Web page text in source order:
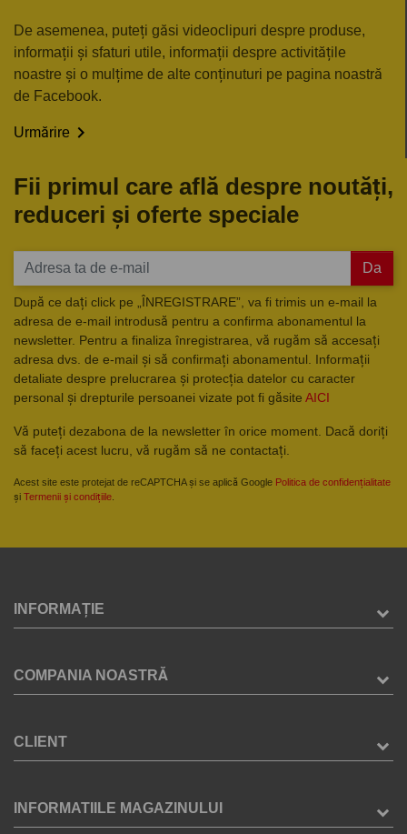
De asemenea, puteți găsi videoclipuri despre produse,
informații și sfaturi utile, informații despre activitățile
noastre și o mulțime de alte conținuturi pe pagina noastră
de Facebook.
Urmărire 
Fii primul care află despre noutăți,
reduceri și oferte speciale
Da
După ce dați click pe „ÎNREGISTRARE”, va fi trimis un e-mail la
adresa de e-mail introdusă pentru a confirma abonamentul la
newsletter. Pentru a finaliza înregistrarea, vă rugăm să accesați
adresa dvs. de e-mail și să confirmați abonamentul. Informații
detaliate despre prelucrarea și protecția datelor cu caracter
personal și drepturile persoanei vizate pot fi găsite AICI
Vă puteți dezabona de la newsletter în orice moment. Dacă doriți
să faceți acest lucru, vă rugăm să ne contactați.
Acest site este protejat de reCAPTCHA și se aplică Google Politica de confidențialitate
și Termenii și condițiile
INFORMAȚIE
COMPANIA NOASTRĂ
CLIENT
INFORMATIILE MAGAZINULUI